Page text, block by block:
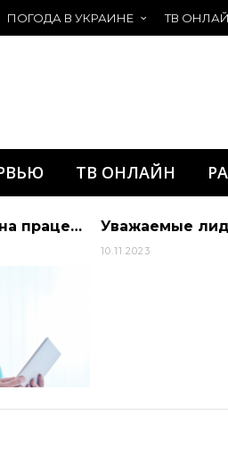
ПОГОДА В УКРАИНЕ ТВ
ТВ ОНЛАЙН
Дніпропетровщина працевлаштувала найбільше внутрішньо переміщених медиків Уважаемые
10.11.2023